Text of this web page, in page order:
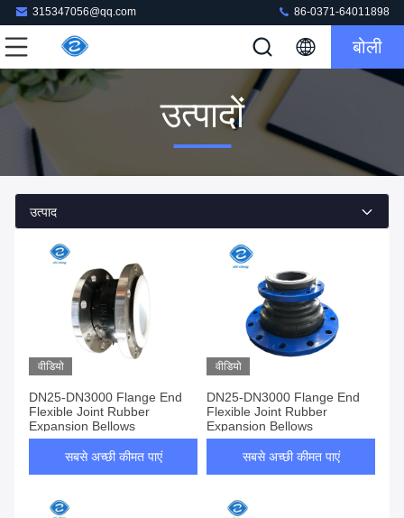
315347056@qq.com 86-0371-64011898
बोली
उत्पादों
उत्पाद
वीडियो
DN25-DN3000 Flange End
Flexible Joint Rubber
Expansion Bellows
सबसे अच्छी कीमत पाएं
वीडियो
DN25-DN3000 Flange End
Flexible Joint Rubber
Expansion Bellows
सबसे अच्छी कीमत पाएं